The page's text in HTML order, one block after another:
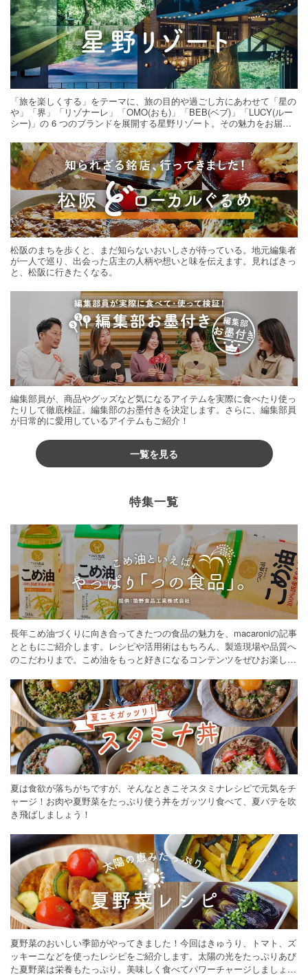
「旅を楽しくする」をテーマに、旅の目的や過ごし方にあわせて「星の
や」「界」「リゾナーレ」「OMO(おも)」「BEB(ベブ)」「LUCY(ルー
シー)」の 6 つのブランドを展開する星野リゾート。その魅力をお届け
松阪のまちを歩くと、まだ知らないおいしさが待っている。地元編集者
が一人で巡り、出会った店主の人柄や想いと味を伝えます。見ればきっ
と、松阪に行きたくなる。
編集部員が、商品やグッズなど気になるアイテムを実際に食べたり使っ
たりして徹底検証。編集部のお墨付きを決定します。さらに、編集部員
が日常的に愛用しているアイテムもご紹介！
一覧を見る
特集一覧
長年こめ油づくりに向き合ってきたつの食品の魅力を、macaroniの記事
とともにご紹介します。レシピや活用術はもちろん、製造現場や品質へ
のこだわりまで。こめ油をもっと好きになるコンテンツをぜひお楽しみ
夏は食欲が落ちがちですが、そんなときこそスタミナレシピで元気をチ
ャージ！お肉や夏野菜をたっぷり使う丼をガッツリ食べて、夏バテを吹
き飛ばしましょう！
夏野菜のおいしい季節がやってきました！今回はきゅうり、トマト、ズ
ッキーニなどを使ったレシピをご紹介します。太陽の光をたっぷりあび
た夏野菜は栄養もたっぷり。美味しく食べてパワーチャージしましょう